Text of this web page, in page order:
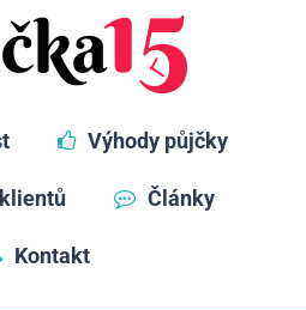
Výhody půjčky
Články
Kontakt